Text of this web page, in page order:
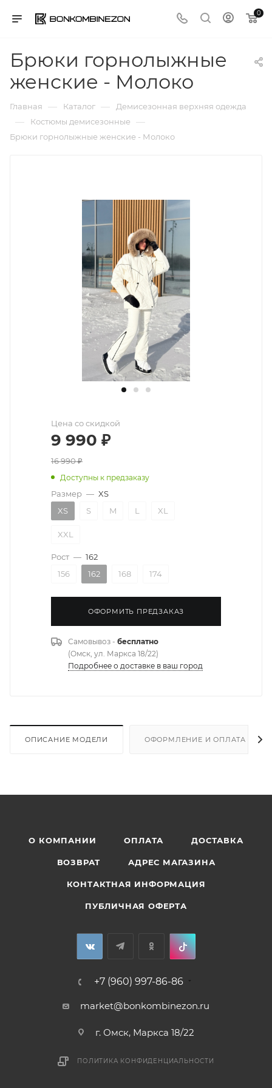
0
Брюки горнолыжные
женские - Молоко
Главная — Каталог — Демисезонная верхняя одежда
— Костюмы демисезонные —
Брюки горнолыжные женские - Молоко
Цена со скидкой
9 990 ₽
16 990₽
Доступны к предзаказу
Размер — XS
XS
S M L XL
XXL
Рост — 162
156
162 168 174
ОФОРМИТЬ ПРЕДЗАКАЗ
Самовывоз - бесплатно
(Омск, ул. Маркса 18/22)
Подробнее о доставке в ваш город
ОПИСАНИЕ МОДЕЛИ ОФОРМЛЕНИЕ И ОПЛАТА
О КОМПАНИИ ОПЛАТА ДОСТАВКА
ВОЗВРАТ АДРЕС МАГАЗИНА
КОНТАКТНАЯ ИНФОРМАЦИЯ
ПУБЛИЧНАЯ ОФЕРТА
+7 (960) 997-86-86
market@bonkombinezon.ru
г. Омск, Маркса 18/22
ПОЛИТИКА КОНФИДЕНЦИАЛЬНОСТИ